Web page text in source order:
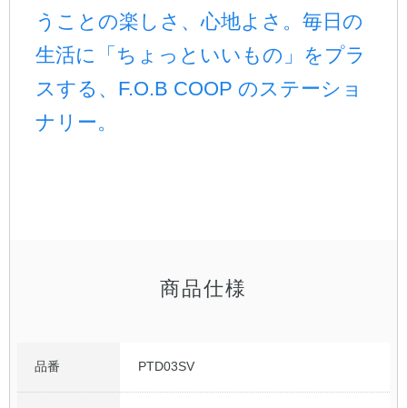
公式アカウント
日本ノート
うことの楽しさ、心地よさ。毎日の
生活に「ちょっといいもの」をプラ
スする、F.O.B COOP のステーショ
ナリー。
商品仕様
品番 PTD03SV